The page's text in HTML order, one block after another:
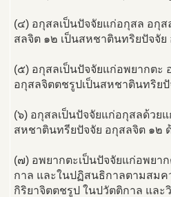
(๔) อกุสลเป็นปัจจัยแก่อกุสล อกุ
สลจิต ๑๒ เป็นสหชาตินทริยปัจจั
(๕) อกุสลเป็นปัจจัยแก่อพยากต
อกุสลจิตตชรูปเป็นสหชาตินทริย
(๖) อกุสลเป็นปัจจัยแก่อกุสลด้วย
สหชาตินทรียปัจจัย อกุสลจิต ๑๒
(๗) อพยากตะเป็นปัจจัยแก่อพยา
กาล และในปฏิสนธิกาลตามสมค
กิริยาจิตตชรูป ในปวัตติกาล แล